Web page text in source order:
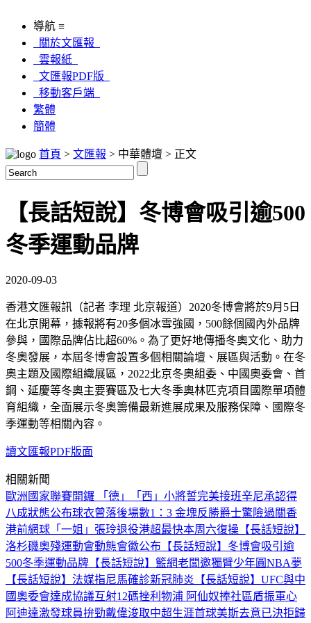
導航 ≡
關於文匯報
雲報紙
文匯報PDF版
移動客戶端
繁體
簡體
首頁 > 文匯報 > 中華體壇 > 正文
【長話短說】冬博會吸引逾500
冬季運動品牌
2020-09-03
香港文匯報訊（記者 李理 北京報道）2020冬博會將於9月5日
在北京開幕，據報將有20多個冰雪強國，500餘個國內外品牌
參與，國際品牌佔比超60%。為了更好地傳播冬奧文化、助力
冬奧發展，本屆冬博會設置多個相關論壇、展區與活動。在冬
奧主題及國際組織展區，2022北京冬奧組委、中國奧委會、首
鋼、延慶等冬奧主要賽區及七大冬季奧林匹克項目國際單項體
育組織，全面展示冬奧籌備最新進展成果及服務保障、國際冬
季運動等相關內容。
讀文匯報PDF版面
相關新聞
歐洲國家聯賽開鑼 「德」「西」小將誓完美接班辛尼承認得
八成狀態公布球衣曾落後場數1：3 金塊反勝爵士驚險過關香
港前網球「一姐」張玲退役港超最快本周六復操 【長話短說】
洛杉磯奧殘運動會動態會徽公布 【長話短說】冬博會吸引逾
500冬季運動品牌 【長話短說】籃網老闆邀獨臂少年圓NBA夢
【長話短說】法媒指尼馬確診新冠肺炎 【長話短說】UFC與中
國奧委會達成協議互射12碼挫利物浦 阿仙奴捧社區盾振軍心
阿迪達激發球員拚勁戴偉浚取中超生涯首球美斯去意已決拒歸